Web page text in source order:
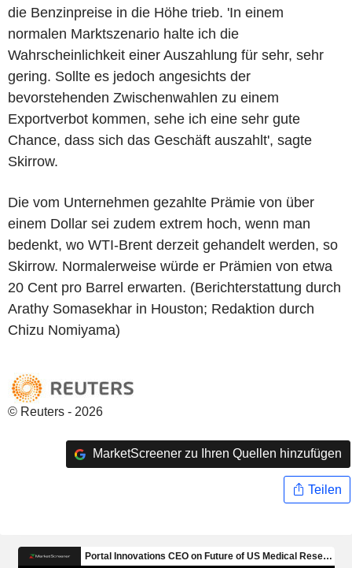
die Benzinpreise in die Höhe trieb. 'In einem
normalen Marktszenario halte ich die
Wahrscheinlichkeit einer Auszahlung für sehr, sehr
gering. Sollte es jedoch angesichts der
bevorstehenden Zwischenwahlen zu einem
Exportverbot kommen, sehe ich eine sehr gute
Chance, dass sich das Geschäft auszahlt', sagte
Skirrow.
Die vom Unternehmen gezahlte Prämie von über
einem Dollar sei zudem extrem hoch, wenn man
bedenkt, wo WTI-Brent derzeit gehandelt werden, so
Skirrow. Normalerweise würde er Prämien von etwa
20 Cent pro Barrel erwarten. (Berichterstattung durch
Arathy Somasekhar in Houston; Redaktion durch
Chizu Nomiyama)
© Reuters - 2026
MarketScreener zu Ihren Quellen hinzufügen
Teilen